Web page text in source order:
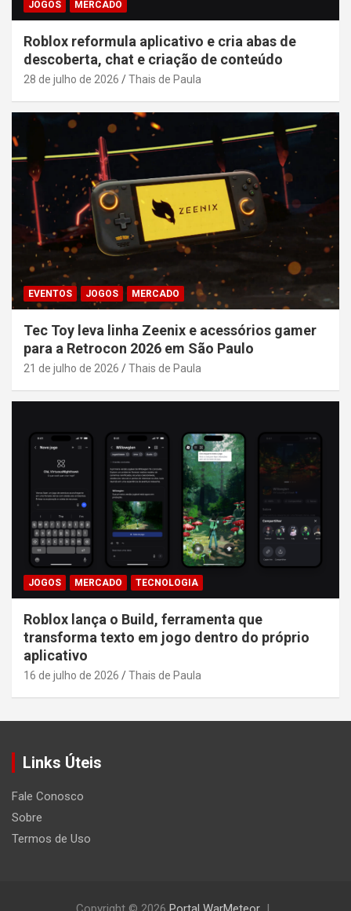
JOGOS MERCADO
Roblox reformula aplicativo e cria abas de
descoberta, chat e criação de conteúdo
28 de julho de 2026 Thais de Paula
EVENTOS JOGOS MERCADO
Tec Toy leva linha Zeenix e acessórios gamer
para a Retrocon 2026 em São Paulo
21 de julho de 2026 Thais de Paula
JOGOS MERCADO TECNOLOGIA
Roblox lança o Build, ferramenta que
transforma texto em jogo dentro do próprio
aplicativo
16 de julho de 2026 Thais de Paula
Links Úteis
Fale Conosco
Sobre
Termos de Uso